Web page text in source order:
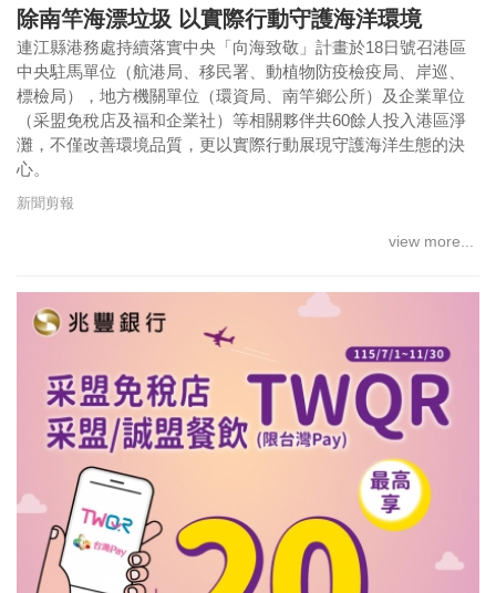
除南竿海漂垃圾 以實際行動守護海洋環境
連江縣港務處持續落實中央「向海致敬」計畫於18日號召港區
中央駐馬單位（航港局、移民署、動植物防疫檢疫局、岸巡、
標檢局），地方機關單位（環資局、南竿鄉公所）及企業單位
（采盟免稅店及福和企業社）等相關夥伴共60餘人投入港區淨
灘，不僅改善環境品質，更以實際行動展現守護海洋生態的決
心。
新聞剪報
view more...